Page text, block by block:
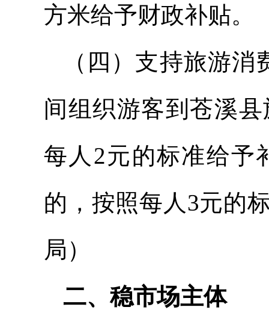
方米给予财政补贴。
（四）支持旅游
间组织游客到苍溪
每人2元的标准给予
的，按照每人3元的
局）
二、稳市场主体